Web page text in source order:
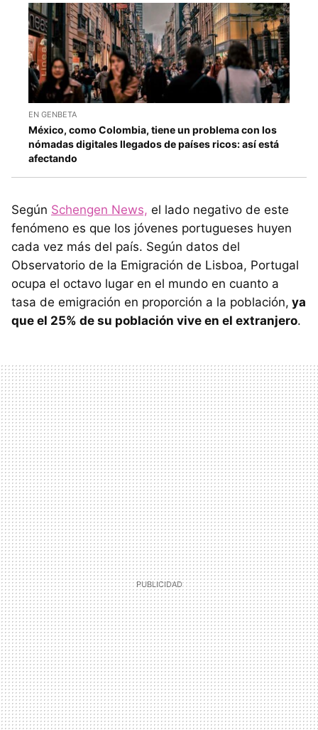
EN GENBETA
México, como Colombia, tiene un problema con los
nómadas digitales llegados de países ricos: así está
afectando
Según Schengen News, el lado negativo de este
fenómeno es que los jóvenes portugueses huyen
cada vez más del país. Según datos del
Observatorio de la Emigración de Lisboa, Portugal
ocupa el octavo lugar en el mundo en cuanto a
tasa de emigración en proporción a la población, ya
que el 25% de su población vive en el extranjero.